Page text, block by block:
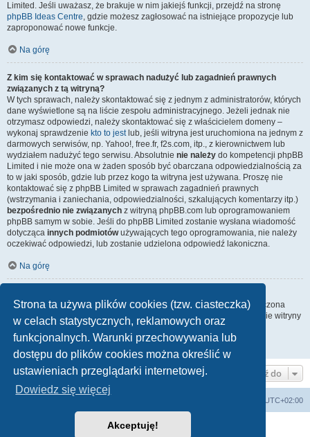
Strona ta używa plików cookies (tzw. ciasteczka)
w celach statystycznych, reklamowych oraz
funkcjonalnych. Warunki przechowywania lub
dostępu do plików cookies można określić w
ustawieniach przeglądarki internetowej.
Dowiedz się więcej
Akceptuję!
Limited. Jeśli uważasz, że brakuje w nim jakiejś funkcji, przejdź na stronę
phpBB Ideas Centre, gdzie możesz zagłosować na istniejące propozycje lub
zaproponować nowe funkcje.
Na górę
Z kim się kontaktować w sprawach nadużyć lub zagadnień prawnych
związanych z tą witryną?
W tych sprawach, należy skontaktować się z jednym z administratorów, których
dane wyświetlone są na liście zespołu administracyjnego. Jeżeli jednak nie
otrzymasz odpowiedzi, należy skontaktować się z właścicielem domeny –
wykonaj sprawdzenie kto to jestlub, jeśli witryna jest uruchomiona na jednym z
darmowych serwisów, np. Yahoo!, free.fr, f2s.com, itp., z kierownictwem lub
wydziałem nadużyć tego serwisu. Absolutnie nie należy do kompetencji phpBB
Limited i nie może ona w żaden sposób być obarczana odpowiedzialnością za
to w jaki sposób, gdzie lub przez kogo ta witryna jest używana. Proszę nie
kontaktować się z phpBB Limited w sprawach zagadnień prawnych
(wstrzymania i zaniechania, odpowiedzialności, szkalujących komentarzy itp.)
bezpośrednio nie związanych z witryną phpBB.com lub oprogramowaniem
phpBB samym w sobie. Jeśli do phpBB Limited zostanie wysłana wiadomość
dotycząca innych podmiotówużywających tego oprogramowania, nie należy
oczekiwać odpowiedzi, lub zostanie udzielona odpowiedź lakoniczna.
Na górę
Wszyscy użytkownicy witryny mogą używać – jeśli funkcja ta jest włączona
przez administratora witryny – formularza „Kontakt z nami”. Członkowie witryny
mogą także używać odnośnika „Zespół administracyjny”.
Na górę
Przejdź do
UTC+02:00
Technologię dostarczaphpBB® Forum Software © phpBB Limited